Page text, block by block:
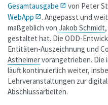
Gesamtausgabe
von Peter
WebApp
. Angepasst und
maßgeblich von Jakob Schmidt
gestaltet hat. Die ODD-
Entitäten-Auszeichnung und
Astheimervorangetrieben. Die
läuft kontinuierlich weiter,
Lehrveranstaltungen zur
Abschlussarbeiten.